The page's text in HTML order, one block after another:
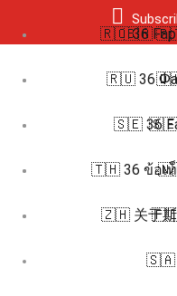
🇷🇴 36
🇷🇺 36
🇸🇪 36
🇹🇭 36 ข้อเท็
🇿🇭 关于斯
🇧🇷 🇵🇹
🇩🇰
🇸🇪
🇫🇮